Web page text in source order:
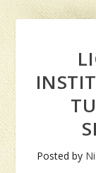
Posted by